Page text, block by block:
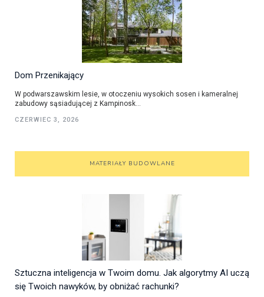
Dom Przenikający
W podwarszawskim lesie, w otoczeniu wysokich sosen i kameralnej
zabudowy sąsiadującej z Kampinosk...
CZERWIEC 3, 2026
MATERIAŁY BUDOWLANE
Sztuczna inteligencja w Twoim domu. Jak algorytmy AI uczą
się Twoich nawyków, by obniżać rachunki?